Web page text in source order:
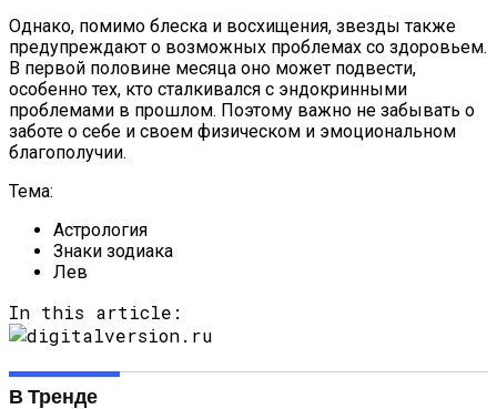
Однако, помимо блеска и восхищения, звезды также
предупреждают о возможных проблемах со здоровьем.
В первой половине месяца оно может подвести,
особенно тех, кто сталкивался с эндокринными
проблемами в прошлом. Поэтому важно не забывать о
заботе о себе и своем физическом и эмоциональном
благополучии.
Тема:
Астрология
Знаки зодиака
Лев
In this article:
В Тренде